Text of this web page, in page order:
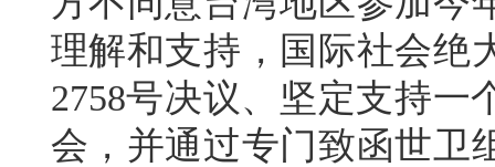
理解和支持，国际社会绝
2758号决议、坚定支持一
会，并通过专门致函世卫